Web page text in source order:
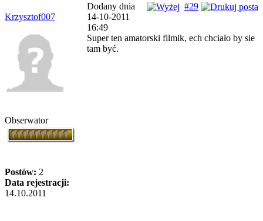
Krzysztof007
#29
Dodany dnia
14-10-2011
16:49
Obserwator
Postów: 2
Data rejestracji:
14.10.2011
Super ten amatorski filmik, ech chciało by sie
tam być.